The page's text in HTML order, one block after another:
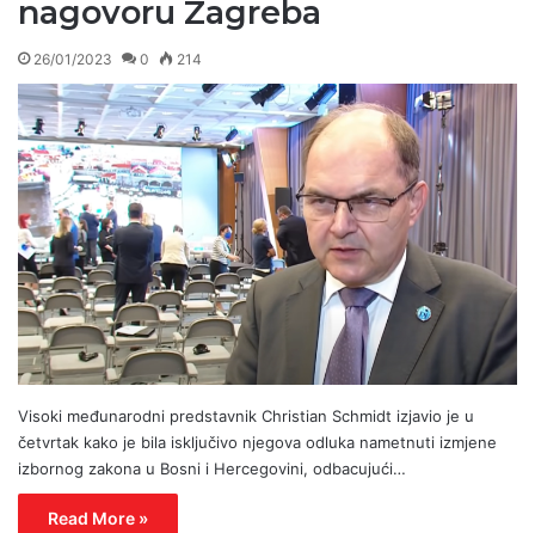
nagovoru Zagreba
26/01/2023 0 214
Visoki međunarodni predstavnik Christian Schmidt izjavio je u
četvrtak kako je bila isključivo njegova odluka nametnuti izmjene
izbornog zakona u Bosni i Hercegovini, odbacujući…
Read More »